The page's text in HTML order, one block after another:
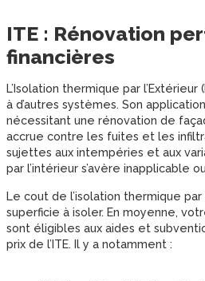
ITE : Rénovation
financières
L’Isolation thermique par
à d’autres systèmes. Son
nécessitant une rénovation de
accrue contre les fuites et les
sujettes aux intempéries et aux
par l’intérieur s’avère inapplicable
Le cout de l’isolation thermique
superficie à isoler. En moyenne,
sont éligibles aux aides et
prix de l’ITE. Il y a notamment :